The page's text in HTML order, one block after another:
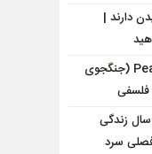
دارند |
بررسی فیلمPeaceful Warrior (جنگجوی
فلسفی
طلاق نیوشا ضیغمی بعد از ۱۲ سال زندگی
فصلی سرد